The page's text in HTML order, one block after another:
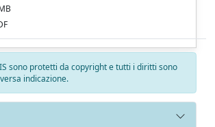
sono protetti da copyright e tutti i diritti sono
indicazione.